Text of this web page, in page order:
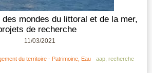
mondes du littoral et de la mer,
de recherche
11/03/2021
du territoire - Patrimoine Eau aap recherche